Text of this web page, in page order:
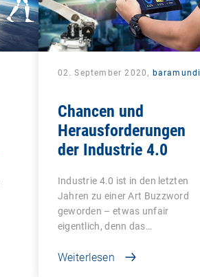
02. September 2020, baramundi
Chancen und
Herausforderungen
der Industrie 4.0
Industrie 4.0 ist in den letzten
Jahren zu einer Art Buzzword
geworden – etwas unfair
eigentlich, denn das…
Weiterlesen